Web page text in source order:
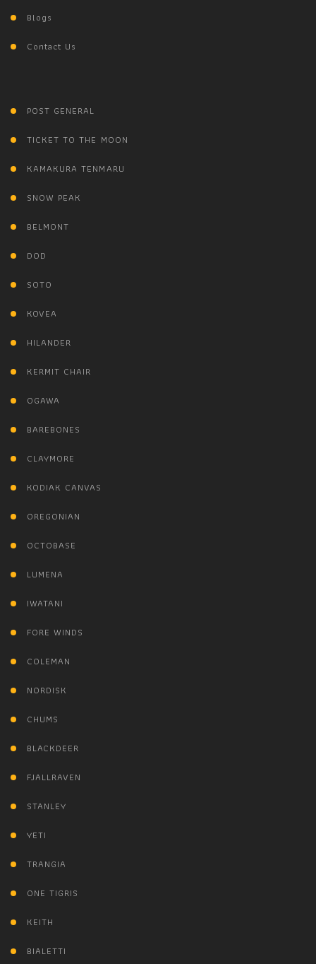
Blogs
Contact Us
POST GENERAL
TICKET TO THE MOON
KAMAKURA TENMARU
SNOW PEAK
BELMONT
DOD
SOTO
KOVEA
HILANDER
KERMIT CHAIR
OGAWA
BAREBONES
CLAYMORE
KODIAK CANVAS
OREGONIAN
OCTOBASE
LUMENA
IWATANI
FORE WINDS
COLEMAN
NORDISK
CHUMS
BLACKDEER
FJALLRAVEN
STANLEY
YETI
TRANGIA
ONE TIGRIS
KEITH
BIALETTI